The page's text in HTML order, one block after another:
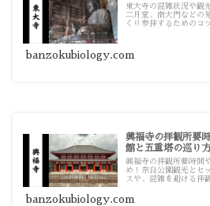
東大寺の混雑状況や観
二月堂、南大門などの
くり参拝するためのコ
banzokubiology.com
興福寺の拝観所要
館と五重塔の巡り方
興福寺の拝観所要時間
め！奈良公園観光とセ
スや、混雑を避ける拝
banzokubiology.com